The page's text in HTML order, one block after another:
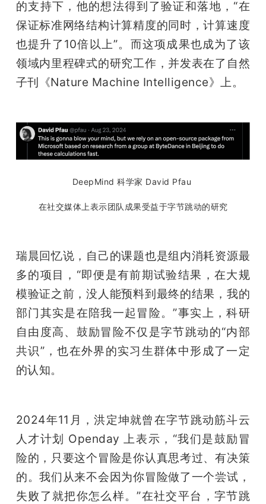
的支持下，他的想法得到了验证和落地，“在
保证标准网络结构计算精度的同时，计算速度
也提升了10倍以上”。而这项成果也成为了该
领域内里程碑式的研究工作，并发表在了自然
子刊《Nature Machine Intelligence》上。
DeepMind 科学家 David Pfau
在社交媒体上表示团队成果受益于字节跳动的研究
瑞晨回忆说，自己的课题也是组内消耗资源最
多的项目，“即便是有前期试验结果，在大规
模验证之前，没人能预料到最终的结果，我的
部门其实是在陪我一起冒险。”事实上，科研
自由度高、鼓励冒险不仅是字节跳动的“内部
共识”，也在外界的实习生群体中形成了一定
的认知。
2024年11月，洪定坤就曾在字节跳动筋斗云
人才计划 Openday 上表示，“我们是鼓励冒
险的，只要这个冒险是你认真思考过、有决策
的。我们从来不会因为你冒险做了一个尝试，
失败了就把你怎么样。”在社交平台，字节跳